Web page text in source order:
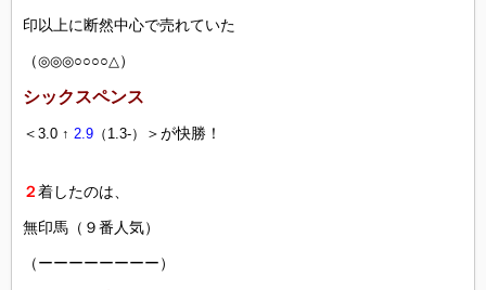
印以上に断然中心で売れていた
（◎◎◎○○○○△ ）
シックスペンス
＜ 3.0 ↑ 2.9 （1.3-） ＞が快勝！
２着したのは、
無印馬（９番人気）
（ーーーーーーーー）